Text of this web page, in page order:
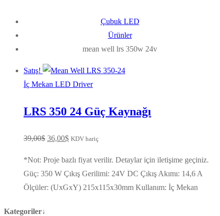
Çubuk LED
Ürünler
mean well lrs 350w 24v
Satış!
İç Mekan LED Driver
LRS 350 24 Güç Kaynağı
39,00$ Orijinal
39,00$.
36,00$Şu
fiyat:
36,00$.
KDV hariç
*Not: Proje bazlı fiyat verilir. Detaylar için iletişime geçiniz.
Güç: 350 W Çıkış Gerilimi: 24V DC Çıkış Akımı: 14,6 A
Ölçüler: (UxGxY) 215x115x30mm Kullanım: İç Mekan
Kategoriler↓